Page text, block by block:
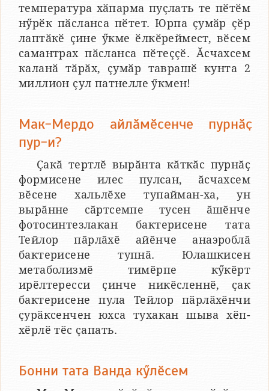
температура хӑпарма пуҫлать те пӗтӗм
нӳрӗк пӑсланса пӗтет. Юрпа ҫумӑр ҫӗр
лаптӑкӗ ҫине ӳкме ӗлкӗреймест, вӗсем
самантрах пӑсланса пӗтеҫҫӗ. Ӑсчахсем
каланӑ тӑрӑх, ҫумӑр таврашӗ кунта 2
миллион ҫул патнелле ӳкмен!
Мак-Мердо айлӑмӗсенче пурнӑҫ
пур-и?
Ҫакӑ тертлӗ вырӑнта кӑткӑс пурнӑҫ
формисене илес пулсан, ӑсчахсем
вӗсене хальлӗхе тупайман-ха, ун
вырӑнне сӑртсемпе тусен ӑшӗнче
фотосинтезлакан бактерисене тата
Тейлор пӑрлӑхӗ айӗнче анаэроблӑ
бактерисене тупнӑ. Юлашкисен
метаболизмӗ тимӗрпе кӳкӗрт
ирӗлтересси ҫинче никӗсленнӗ, ҫак
бактерисене пула Тейлор пӑрлӑхӗнчи
ҫурӑксенчен юхса тухакан шыва хӗп-
хӗрлӗ тӗс ҫапать.
Бонни тата Ванда кӳлӗсем